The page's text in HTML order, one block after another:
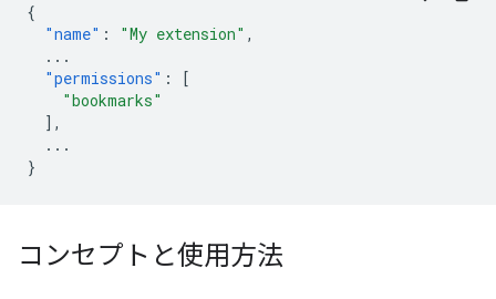
{
"name" : "My extension" ,
...
"permissions" :
[
"bookmarks"
],
...
}
コンセプトと使用方法